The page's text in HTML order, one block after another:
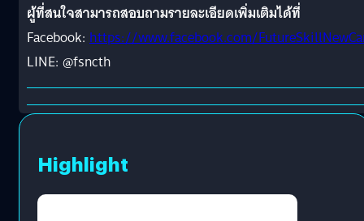
ผู้ที่สนใจสามารถสอบถามรายละเอียดเพิ่มเติมได้ที่
Facebook: https://www.facebook.com/
LINE: @fsncth
Highlight